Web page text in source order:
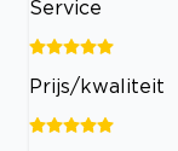
Service
Prijs/kwaliteit